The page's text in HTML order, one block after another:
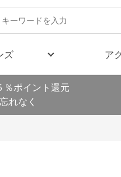
ズ ア
％ポイント還元
れなく